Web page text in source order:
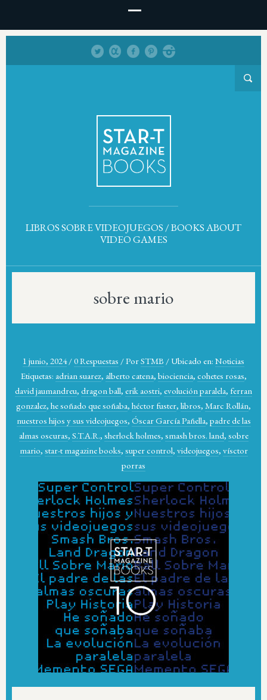
LIBROS SOBRE VIDEOJUEGOS / BOOKS ABOUT
VIDEO GAMES
sobre mario
1 junio, 2024 /0 Respuestas /PorSTMB / Ubicado en: Noticias
Etiquetas: adrian suarez, alberto catena, biociencia, cohetes rosas,
david jaumandreu, dragon ball, erik aostri, evolución paralela, ferran
gonzalez, he soñado que soñaba, héctor fuster, libros, Marc Rollán,
nuestros hijos y sus videojuegos, Óscar García Pañella, padre de las
almas oscuras, S.T.A.R., sherlock holmes, smash bros. land, sobre
mario, star-t magazine books, super control, videojuegos, vísctor
porras